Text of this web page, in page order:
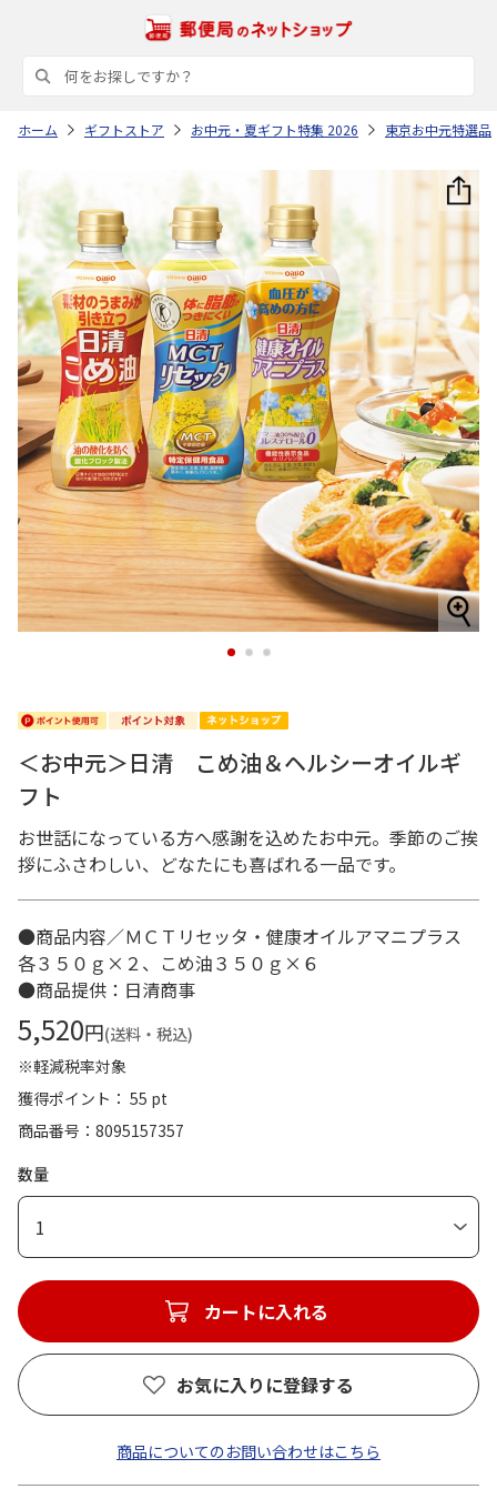
ホーム ギフトストア お中元・夏ギフト特集 2026 東京お中元特選品
1 2 3
＜お中元＞日清 こめ油＆ヘルシーオイルギ
フト
お世話になっている方へ感謝を込めたお中元。季節のご挨
拶にふさわしい、どなたにも喜ばれる一品です。
●商品内容／ＭＣＴリセッタ・健康オイルアマニプラス
各３５０ｇ×２、こめ油３５０ｇ×６
●商品提供：日清商事
5,520円(送料・税込)
※軽減税率対象
獲得ポイント： 55 pt
商品番号
8095157357
数量
1
カートに入れる
お気に入りに登録する
商品についてのお問い合わせはこちら